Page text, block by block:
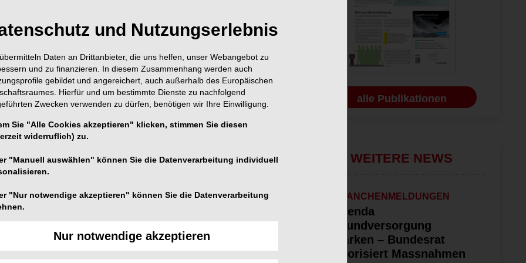
treffen sich zum 23. Jahreskongress in
Kalender vermerkt werden: Am 23. und 24. Januar
SSE zum Jahreskongress in der Zentralschweiz
alle Publikationen
WEITERE NEWS
BRANCHENMELDUNGEN
Agenda
Grundversorgung
stärken – Bundesrat
priorisiert Massnahmen
und Nutzungserlebnis
Daten an Drittanbieter, die uns helfen, unser Webangebot zu
und zu finanzieren. In diesem Zusammenhang werden auch
gebildet und angereichert, auch außerhalb des Europäischen
Hierfür und um bestimmte Dienste zu nachfolgend
Zwecken verwenden zu dürfen, benötigen wir Ihre Einwilligung.
Sie "Alle Cookies akzeptieren" klicken, stimmen Sie diesen
widerruflich) zu.
"Manuell auswählen" können Sie die Datenverarbeitung individuell
"Nur notwendige akzeptieren" können Sie die Datenverarbeitung
Nur notwendige akzeptieren